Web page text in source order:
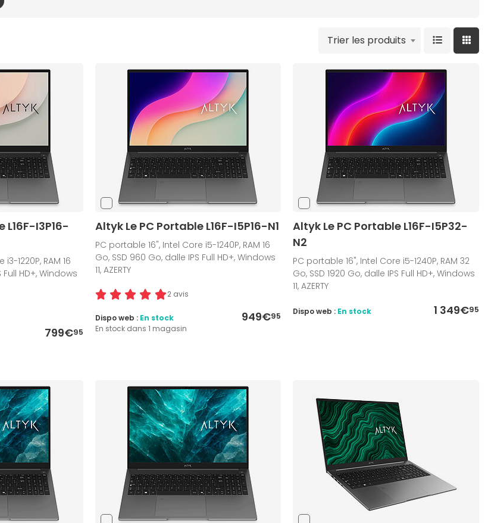
Trier les produits
L16F-I3P16-
1220P, RAM 16
HD+, Windows
799€95
Altyk Le PC Portable L16F-I5P16-N1
PC portable 16", Intel Core i5-1240P, RAM 16
Go, SSD 960 Go, dalle IPS Full HD+, Windows
11, AZERTY
2 avis
949€95
Dispo web : En stock
En stock dans 1 magasin
Altyk Le PC Portable L16F-I5P32-
N2
PC portable 16", Intel Core i5-1240P, RAM 32
Go, SSD 1920 Go, dalle IPS Full HD+, Windows
11, AZERTY
1 349€95
Dispo web : En stock